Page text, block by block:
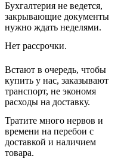
Бухгалтерия не ведется,
закрывающие документы
нужно ждать неделями.
Нет рассрочки.
Встают в очередь, чтобы
купить у нас, заказывают
транспорт, не экономя
расходы на доставку.
Тратите много нервов и
времени на перебои с
доставкой и наличием
товара.